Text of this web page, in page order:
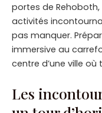
portes de
activités
pas manquer.
immersive au
centre d’une ville
Les